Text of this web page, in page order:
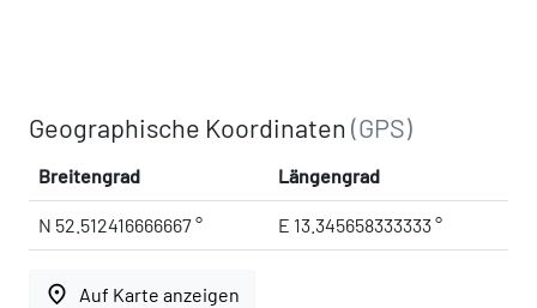
Geographische Koordinaten(GPS)
Breitengrad Längengrad
N 52.512416666667 ° E 13.345658333333 °
place Auf Karte anzeigen